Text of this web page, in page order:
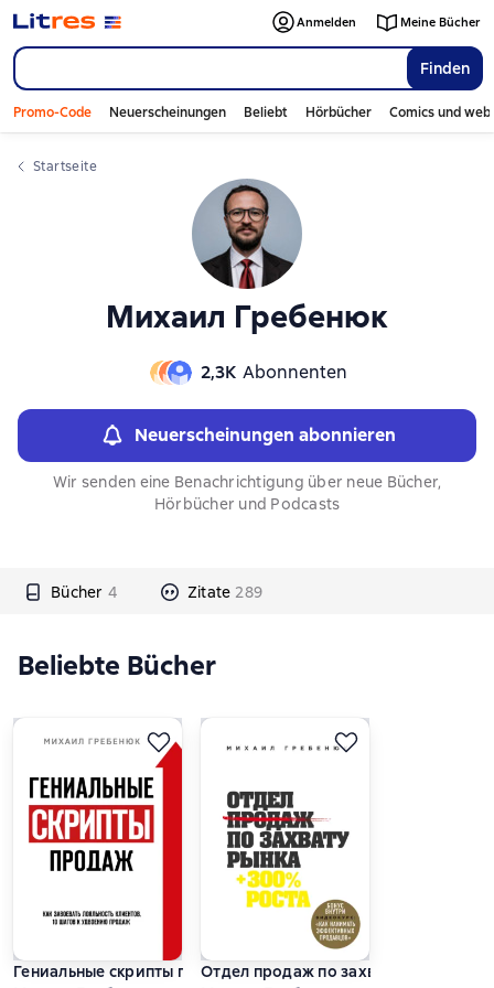
Finden
Anmelden Meine Bücher
Promo-Code Neuerscheinungen Beliebt Hörbücher Comics und
Startseite
Михаил Гребенюк
2,3К Abonnenten
Neuerscheinungen abonnieren
Wir senden eine Benachrichtigung über neue Bücher,
Hörbücher und Podcasts
Bücher 4 Zitate 289
Слайдер с книгами
Beliebte Bücher
Гениальные скрипты продаж. Как завоевать лояльность
Отдел продаж по захвату рынка
Слайдер с книгами